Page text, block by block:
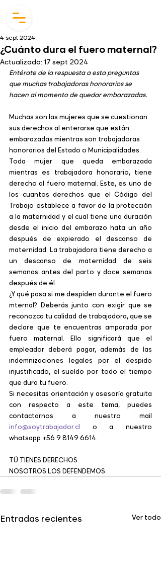
¿Cuánto dura el fuero maternal?
4 sept 2024
Actualizado: 17 sept 2024
Entérate de la respuesta a esta preguntas
que muchas trabajadoras honorarios se
hacen al momento de quedar embarazadas.
Muchas son las mujeres que se cuestionan
sus derechos al enterarse que están
embarazadas mientras son trabajadoras
honorarios del Estado o Municipalidades.
Toda mujer que queda embarazada
mientras es trabajadora honorario, tiene
derecho al fuero maternal. Este, es uno de
los cuantos derechos que el Código del
Trabajo establece a favor de la protección
a la maternidad y el cual tiene una duración
desde el inicio del embarazo hata un año
después de expierado el descanso de
maternidad. La trabajadora tiene derecho a
un descanso de maternidad de seis
semanas antes del parto y doce semanas
después de él.
¿Y qué pasa si me despiden durante el fuero
mternal? Deberás junto con exigir que se
reconozca tu calidad de trabajadora, que se
declare que te encuentras amparada por
fuero maternal. Ello significará que el
empleador deberá pagar, además de las
indemnizaciones legales por el despido
injustificado, el sueldo por todo el tiempo
que dura tu fuero.
Si necesitas orientación y asesoría gratuita
con respecto a este tema, puedes
info@soytrabajador.cl o a nuestro
whatsapp +56 9 8149 6614.
TÚ TIENES DERECHOS
NOSOTROS LOS DEFENDEMOS.
Entradas recientes Ver todo